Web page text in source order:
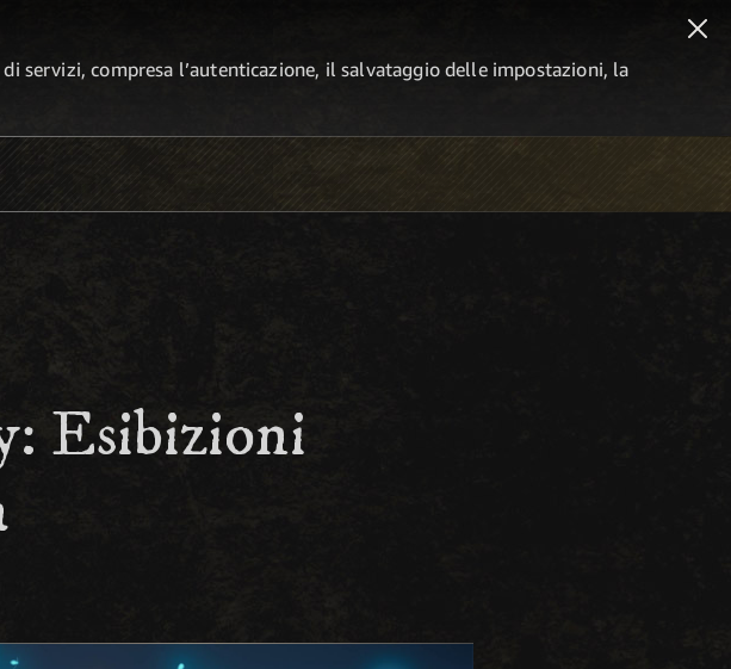
servizi, compresa l’autenticazione, il salvataggio delle impostazioni, la
Esibizioni